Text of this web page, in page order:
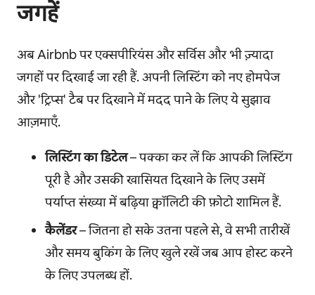
जगहें
अब Airbnb पर एक्सपीरियंस और सर्विस और भी ज़्यादा
जगहों पर दिखाई जा रही हैं. अपनी लिस्टिंग को नए होमपेज
और 'ट्रिप्स' टैब पर दिखाने में मदद पाने के लिए ये सुझाव
आज़माएँ.
लिस्टिंग का डिटेल– पक्का कर लें कि आपकी लिस्टिंग
पूरी है और उसकी खासियत दिखाने के लिए उसमें
पर्याप्त संख्या में बढ़िया क्वॉलिटी की फ़ोटो शामिल हैं.
कैलेंडर– जितना हो सके उतना पहले से, वे सभी तारीखें
और समय बुकिंग के लिए खुले रखें जब आप होस्ट करने
के लिए उपलब्ध हों.